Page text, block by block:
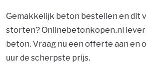
Gemakkelijk beton bestellen en dit
storten? Onlinebetonkopen.nl
beton. Vraag nu een offerte aan en
uur de scherpste prijs.